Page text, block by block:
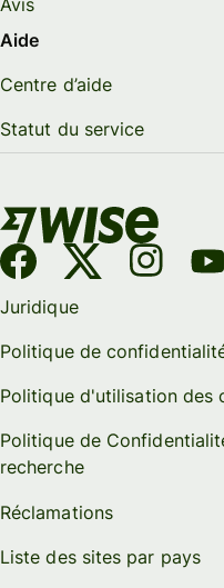
Avis
Aide
Centre d’aide
Statut du service
Juridique
Politique de
Politique d'utilisation des
Politique de
recherche
Réclamations
Liste des sites par pays